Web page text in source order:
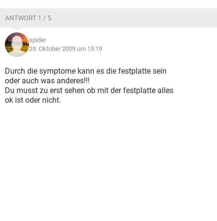
ANTWORT 1 / 5
spider
29. Oktober 2009 um 15:19
Durch die symptome kann es die festplatte sein
oder auch was anderes!!!
Du musst zu erst sehen ob mit der festplatte alles
ok ist oder nicht.